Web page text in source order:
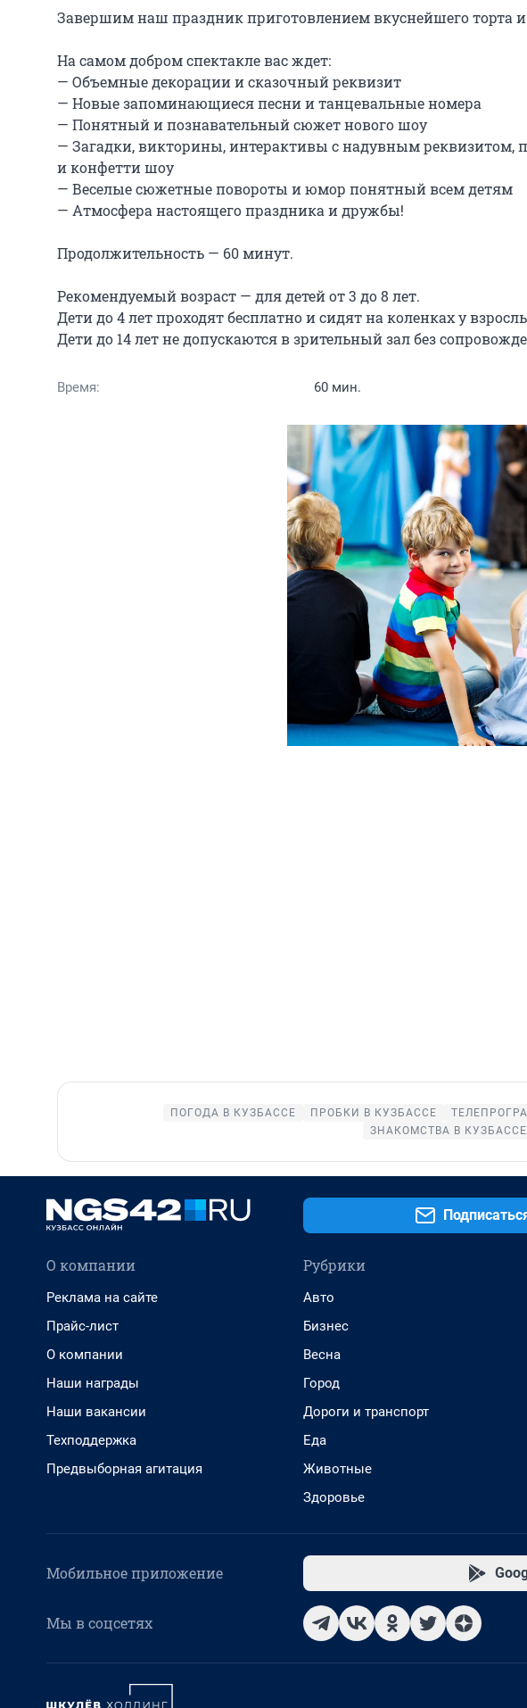
Завершим наш праздник приготовлением вкуснейшего торта
На самом добром спектакле вас ждет:
— Объемные декорации и сказочный реквизит
— Новые запоминающиеся песни и танцевальные номера
— Понятный и познавательный сюжет нового шоу
— Загадки, викторины, интерактивы с надувным
и конфетти шоу
— Веселые сюжетные повороты и юмор понятный всем детям
— Атмосфера настоящего праздника и дружбы!
Продолжительность — 60 минут.
Рекомендуемый возраст — для детей от 3 до 8 лет.
Дети до 4 лет проходят бесплатно и сидят на коленках у
Дети до 14 лет не допускаются в зрительный зал без
Время: 60 мин.
ПОГОДА В КУЗБАССЕ ПРОБКИ В КУЗБАССЕ
ЗНАКОМСТВА В КУЗБАССЕ
О компании
Реклама на сайте
Прайс-лист
О компании
Наши награды
Наши вакансии
Техподдержка
Предвыборная агитация
Рубрики
Авто
Бизнес
Весна
Город
Дороги и транспорт
Еда
Животные
Здоровье
Мобильное приложение
Мы в соцсетях